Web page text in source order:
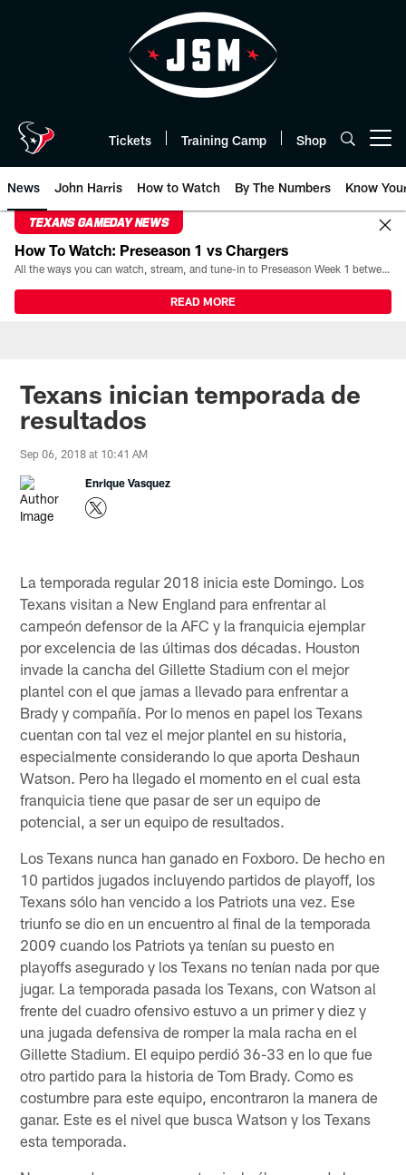
Tickets Training Camp Shop
News John Harris How to Watch By The Numbers Know
TEXANS GAMEDAY NEWS
How To Watch: Preseason 1 vs Chargers
All the ways you can watch, stream, and tune-in to Preseason Week 1 between the Texans and the Los Angeles Chargers at Reliant Stadium on August 13.
READ MORE
Texans inician temporada de
resultados
Sep 06, 2018 at 10:41 AM
Enrique Vasquez
La temporada regular 2018 inicia este Domingo. Los
Texans visitan a New England para enfrentar al
campeón defensor de la AFC y la franquicia ejemplar
por excelencia de las últimas dos décadas. Houston
invade la cancha del Gillette Stadium con el mejor
plantel con el que jamas a llevado para enfrentar a
Brady y compañía. Por lo menos en papel los Texans
cuentan con tal vez el mejor plantel en su historia,
especialmente considerando lo que aporta Deshaun
Watson. Pero ha llegado el momento en el cual esta
franquicia tiene que pasar de ser un equipo de
potencial, a ser un equipo de resultados.
Los Texans nunca han ganado en Foxboro. De hecho en
10 partidos jugados incluyendo partidos de playoff, los
Texans sólo han vencido a los Patriots una vez. Ese
triunfo se dio en un encuentro al final de la temporada
2009 cuando los Patriots ya tenían su puesto en
playoffs asegurado y los Texans no tenían nada por que
jugar. La temporada pasada los Texans, con Watson al
frente del cuadro ofensivo estuvo a un primer y diez y
una jugada defensiva de romper la mala racha en el
Gillette Stadium. El equipo perdió 36-33 en lo que fue
otro partido para la historia de Tom Brady. Como es
costumbre para este equipo, encontraron la manera de
ganar. Este es el nivel que busca Watson y los Texans
esta temporada.